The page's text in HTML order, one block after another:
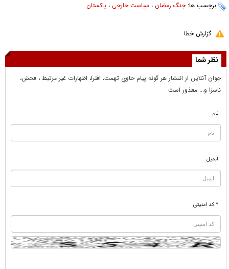
برچسب ها:جنگ رمضان ، سیاست خارجی ، پاکستان
گزارش خطا
نظر شما
جوان آنلاين از انتشار هر گونه پيام حاوي تهمت، افترا، اظهارات غير مرتبط ، فحش،
ناسزا و... معذور است
نام
ایمیل
* کد امنیتی